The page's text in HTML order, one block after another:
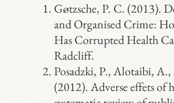
Gøtzsche, P. C. (2013).
and Organised Crime:
Has Corrupted Health
Radcliff.
Posadzki, P., Alotaibi,
(2012). Adverse effets of